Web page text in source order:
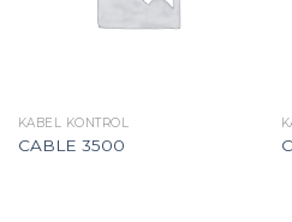
KABEL KONTROL
CABLE 3500